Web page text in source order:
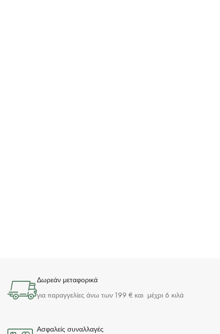
Δωρεάν μεταφορικά
για παραγγελίες άνω των 199 € και μέχρι 6 κιλά
Ασφαλείς συναλλαγές